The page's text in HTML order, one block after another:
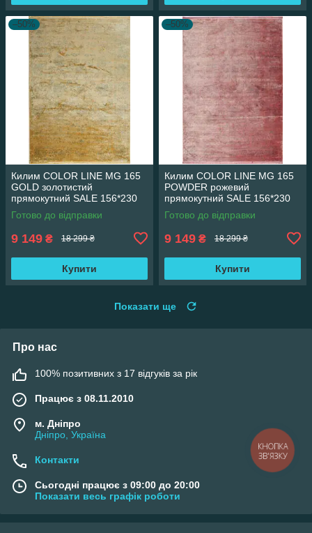
–50%
Килим COLOR LINE MG 165
GOLD золотистий
прямокутний SALE 156*230
см
Готово до відправки
9 149 ₴ 18 299 ₴
Купити
–50%
Килим COLOR LINE MG 165
POWDER рожевий
прямокутний SALE 156*230
см
Готово до відправки
9 149 ₴ 18 299 ₴
Купити
Показати ще
Про нас
100% позитивних з 17 відгуків за рік
Працює з 08.11.2010
м. Дніпро
Дніпро, Україна
Контакти
Сьогодні працює з 09:00 до 20:00
Показати весь графік роботи
КНОПКА
ЗВ'ЯЗКУ